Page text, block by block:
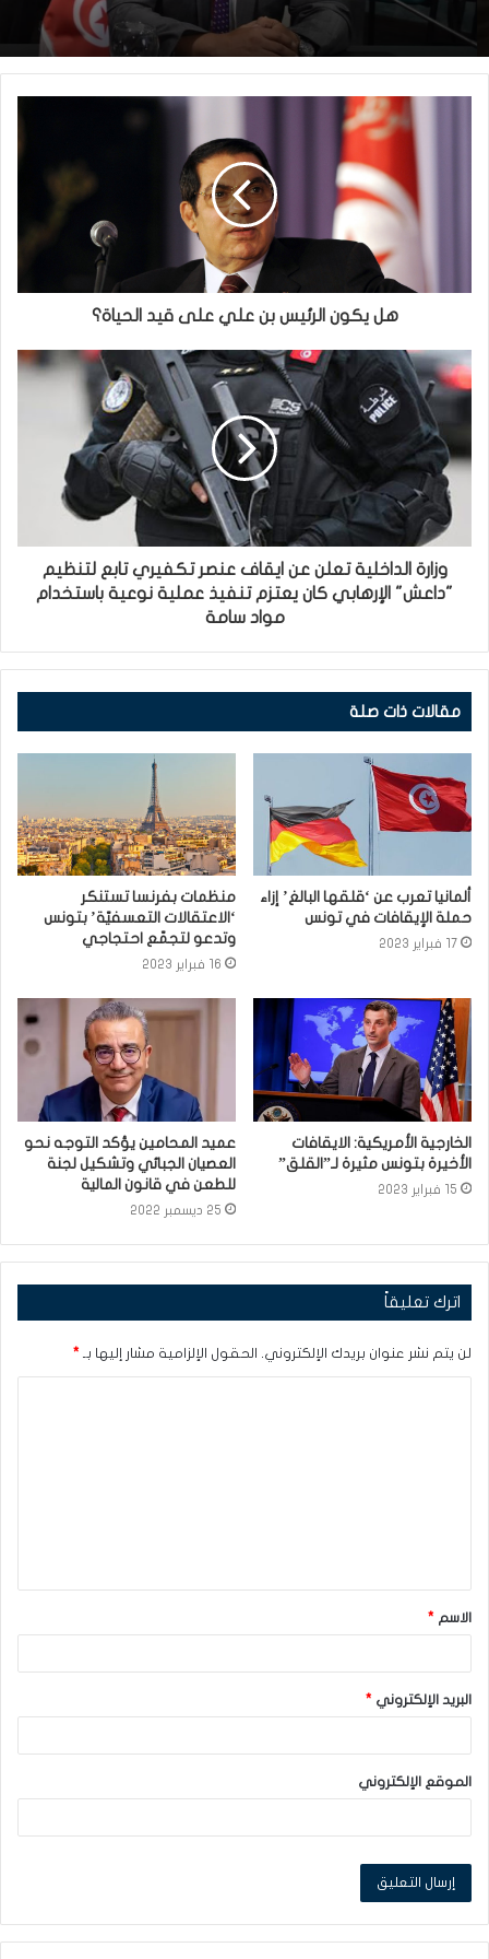
هل يكون الرئيس بن علي على قيد الحياة؟
وزارة الداخلية تعلن عن ايقاف عنصر تكفيري تابع لتنظيم
"داعش" الإرهابي كان يعتزم تنفيذ عملية نوعية باستخدام
مواد سامة
مقالات ذات صلة
ألمانيا تعرب عن ‘قلقها البالغ’ إزاء
حملة الإيقافات في تونس
17 فبراير 2023
منظمات بفرنسا تستنكر
‘الاعتقالات التعسفيّة’ بتونس
وتدعو لتجمّع احتجاجي
16 فبراير 2023
الخارجية الأمريكية: الايقافات
الأخيرة بتونس مثيرة لـ”القلق”
15 فبراير 2023
عميد المحامين يؤكد التوجه نحو
العصيان الجبائي وتشكيل لجنة
للطعن في قانون المالية
25 ديسمبر 2022
اترك تعليقاً
لن يتم نشر عنوان بريدك الإلكتروني. الحقول الإلزامية مشار إليها بـ *
ق
*الاسم *
البريد الإلكتروني *
الموقع الإلكتروني